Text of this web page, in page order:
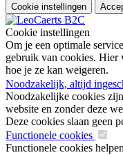
Cookie instellingen
Cookie instellingen
Om je een optimale
gebruik van cookies. Hier
hoe je ze kan weigeren.
Noodzakelijk, altijd
Noodzakelijke cookies
website en zonder deze
Deze cookies slaan geen
Functionele cookies
Functionele cookies